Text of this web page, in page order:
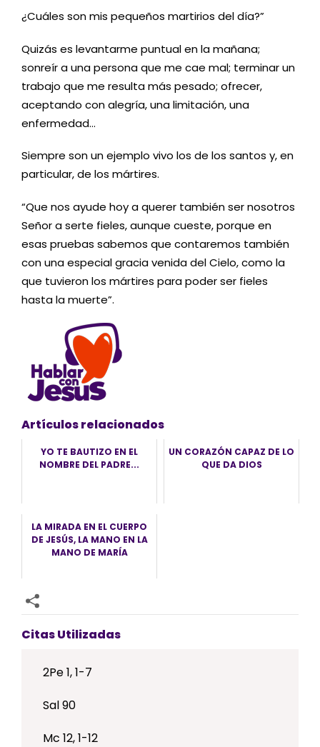
¿Cuáles son mis pequeños martirios del día?”
Quizás es levantarme puntual en la mañana;
sonreír a una persona que me cae mal; terminar un
trabajo que me resulta más pesado; ofrecer,
aceptando con alegría, una limitación, una
enfermedad…
Siempre son un ejemplo vivo los de los santos y, en
particular, de los mártires.
“Que nos ayude hoy a querer también ser nosotros
Señor a serte fieles, aunque cueste, porque en
esas pruebas sabemos que contaremos también
con una especial gracia venida del Cielo, como la
que tuvieron los mártires para poder ser fieles
hasta la muerte”.
Artículos relacionados
YO TE BAUTIZO EN EL
NOMBRE DEL PADRE...
UN CORAZÓN CAPAZ DE LO
QUE DA DIOS
LA MIRADA EN EL CUERPO
DE JESÚS, LA MANO EN LA
MANO DE MARÍA
Citas Utilizadas
2Pe 1, 1-7
Sal 90
Mc 12, 1-12